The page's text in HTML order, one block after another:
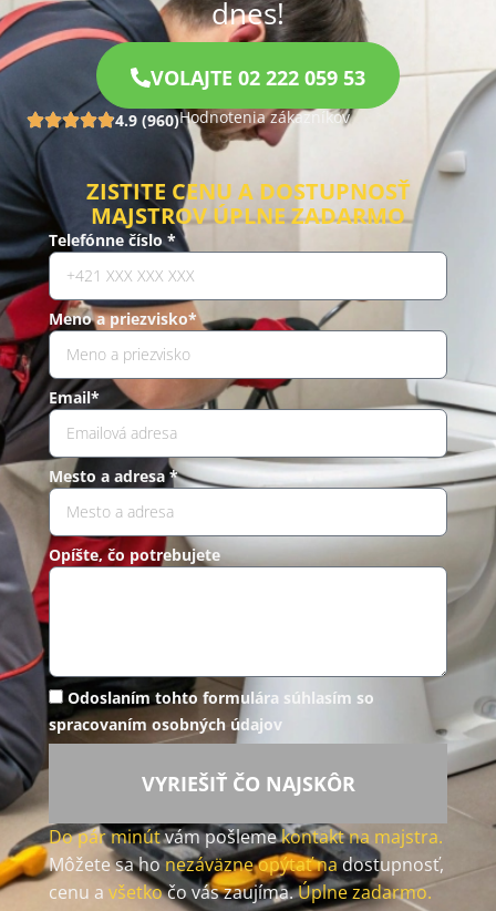
dnes!
VOLAJTE 02 222 059 53
4.9 (960)Hodnotenia zákazníkov
ZISTITE CENU A DOSTUPNOSŤ
MAJSTROV ÚPLNE ZADARMO
Telefónne číslo *
Meno a priezvisko*
Email*
Mesto a adresa *
Opíšte, čo potrebujete
Odoslaním tohto formulára súhlasím so
spracovaním osobných údajov
VYRIEŠIŤ ČO NAJSKÔR
Do pár minútvám pošlemekontakt na majstra.
Môžete sa honezáväzne opýtať nadostupnosť,
cenu a všetkočo vás zaujíma.Úplne zadarmo.